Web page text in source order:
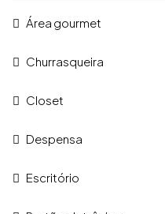
Área gourmet
Churrasqueira
Closet
Despensa
Escritório